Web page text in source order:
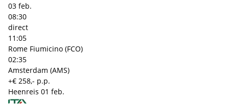
03 feb.
08:30
direct
11:05
Rome Fiumicino (FCO)
02:35
Amsterdam (AMS)
+€ 258,- p.p.
Heenreis 01 feb.